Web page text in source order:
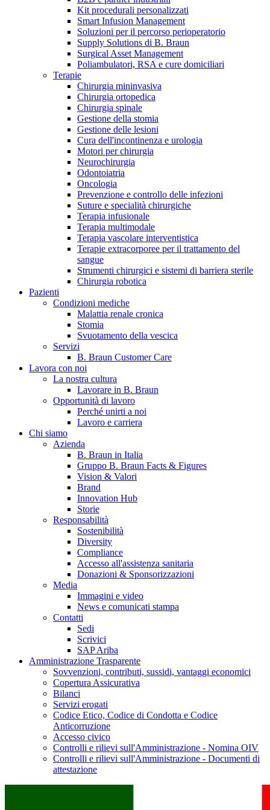
Catalogo prodotti
Trova il prodotto che stai cercando. Visita il catalogo B.
Braun con il nostro portfolio completo.
Hai domande o richieste? Scrivici per entrare subito in
contatto con un nostro referente.
B. Braun in Italia
Scopri chi siamo ed entra nel mondo di B. Braun in Italia: 4
sedi, 4 aziende, più di 700 dipendenti e un Centro di
Eccellenza a livello globale.
Kit procedurali personalizzati
Smart Infusion Management
Soluzioni per il percorso perioperatorio
Supply Solutions di B. Braun
Surgical Asset Management
Poliambulatori, RSA e cure domiciliari
Terapie
Chirurgia mininvasiva
Chirurgia ortopedica
Chirurgia spinale
Gestione della stomia
Gestione delle lesioni
Cura dell'incontinenza e urologia
Motori per chirurgia
Neurochirurgia
Odontoiatria
Oncologia
Prevenzione e controllo delle infezioni
Suture e specialità chirurgiche
Terapia infusionale
Terapia multimodale
Terapia vascolare interventistica
Terapie extracorporee per il trattamento del
sangue
Strumenti chirurgici e sistemi di barriera sterile
Chirurgia robotica
Pazienti
Condizioni mediche
Malattia renale cronica
Stomia
Svuotamento della vescica
Servizi
B. Braun Customer Care
Lavora con noi
La nostra cultura
Lavorare in B. Braun
Opportunità di lavoro
Perché unirti a noi
Lavoro e carriera
Chi siamo
Azienda
B. Braun in Italia
Gruppo B. Braun Facts & Figures
Vision & Valori
Brand
Innovation Hub
Storie
Responsabilità
Sostenibilità
Diversity
Compliance
Accesso all'assistenza sanitaria
Donazioni & Sponsorizzazioni
Media
Immagini e video
News e comunicati stampa
Contatti
Sedi
Scrivici
SAP Ariba
Amministrazione Trasparente
Sovvenzioni, contributi, sussidi, vantaggi economici
Copertura Assicurativa
Bilanci
Servizi erogati
Codice Etico, Codice di Condotta e Codice
Anticorruzione
Accesso civico
Controlli e rilievi sull'Amministrazione - Nomina OIV
Controlli e rilievi sull'Amministrazione - Documenti di
attestazione